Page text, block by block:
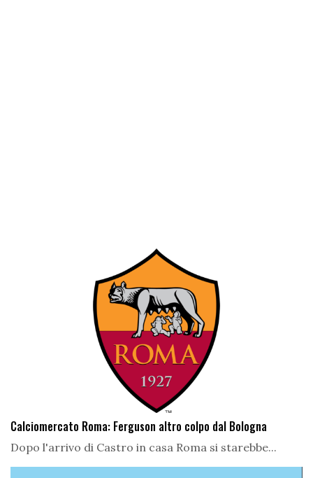
Calciomercato Roma: Ferguson altro colpo dal Bologna
Dopo l'arrivo di Castro in casa Roma si starebbe...